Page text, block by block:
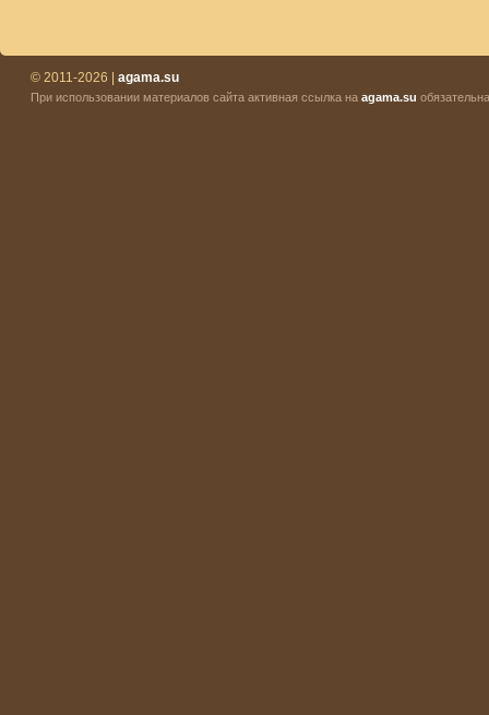
© 2011-2026 | agama.su
При использовании материалов сайта активная ссылка на agama.su